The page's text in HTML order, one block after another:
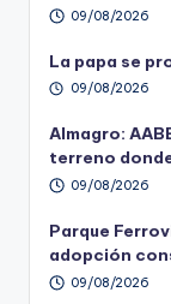
09/08/2026
La papa se
09/08/2026
Almagro:
terreno
09/08/2026
Parque
adopción
09/08/2026